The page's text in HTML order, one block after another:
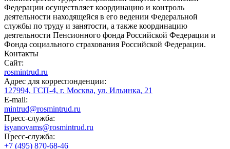
Федерации осуществляет координацию и контроль
деятельности находящейся в его ведении Федеральной
службы по труду и занятости, а также координацию
деятельности Пенсионного фонда Российской Федерации и
Фонда социального страхования Российской Федерации.
Контакты
Сайт:
rosmintrud.ru
Адрес для корреспонденции:
127994, ГСП-4, г. Москва, ул. Ильинка, 21
E-mail:
mintrud@rosmintrud.ru
Пресс-служба:
isyanovams@rosmintrud.ru
Пресс-служба:
+7 (495) 870-68-46